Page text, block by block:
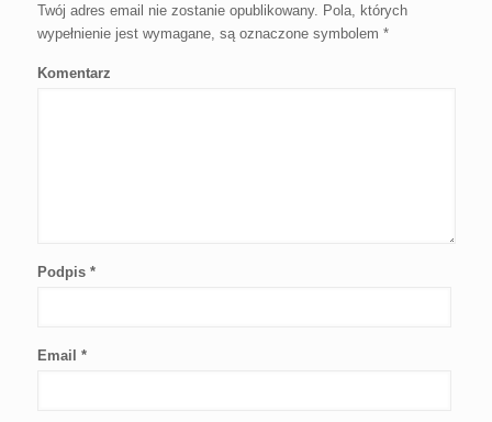
Twój adres email nie zostanie opublikowany. Pola, których
wypełnienie jest wymagane, są oznaczone symbolem *
Komentarz
Podpis *
Email *